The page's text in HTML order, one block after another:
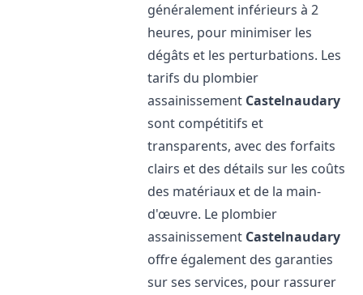
généralement inférieurs à 2
heures, pour minimiser les
dégâts et les perturbations. Les
tarifs du plombier
assainissement Castelnaudary
sont compétitifs et
transparents, avec des forfaits
clairs et des détails sur les coûts
des matériaux et de la main-
d'œuvre. Le plombier
assainissement Castelnaudary
offre également des garanties
sur ses services, pour rassurer